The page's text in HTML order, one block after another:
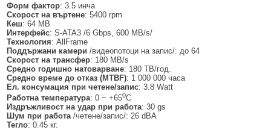
Форм фактор: 3.5 инча
Скорост на въртене: 5400 rpm
Кеш: 64 MB
Интерфейс: S-ATA3 /6 Gbps, 600 MB/s/
Технология: AllFrame
Поддържани камери/видеопотоци на запис/: до 64
Скорост на трансфер: 180 MB/s
Средно годишно натоварване: 180 TB/год.
Средно време до отказ (MTBF): 1 000 000 часа
Ел. консумация при четене/запис: 3.8 Watt
Работна температура: 0 ~ +650C
Издръжливост на удар при работа: 30 gs
Шум при работа/четене/запис/: 26 dBA
Тегло: 0.45 кг.